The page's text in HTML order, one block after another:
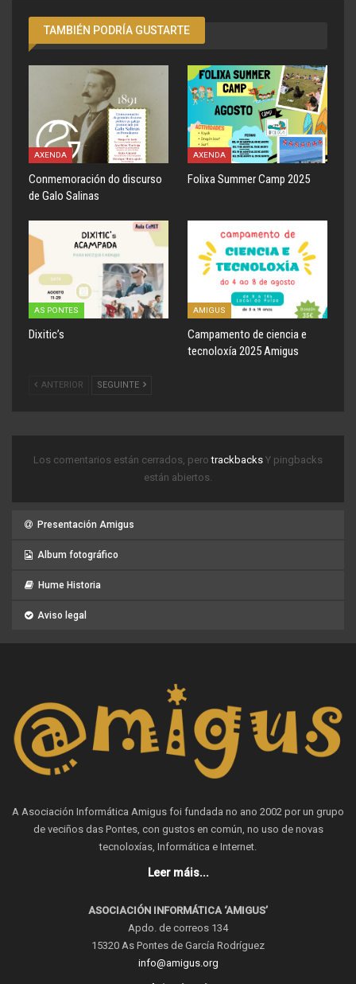
TAMBIÉN PODRÍA GUSTARTE
AXENDA
Conmemoración do discurso
de Galo Salinas
AXENDA
Folixa Summer Camp 2025
AS PONTES
Dixitic’s
AMIGUS
Campamento de ciencia e
tecnoloxía 2025 Amigus
ANTERIOR SEGUINTE
Los comentarios están cerrados, perotrackbacks Y pingbacks
están abiertos.
Presentación Amigus
Album fotográfico
Hume Historia
Aviso legal
A Asociación Informática Amigus foi fundada no ano 2002 por un grupo
de veciños das Pontes, con gustos en común, no uso de novas
tecnoloxías, Informática e Internet.
Leer máis...
ASOCIACIÓN INFORMÁTICA ‘AMIGUS’
Apdo. de correos 134
15320 As Pontes de García Rodríguez
info@amigus.org